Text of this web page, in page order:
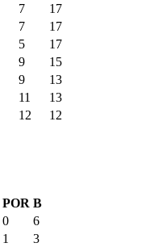
7
17
7
17
5
17
9
15
9
13
11
13
12
12
POR B
0
6
1
3